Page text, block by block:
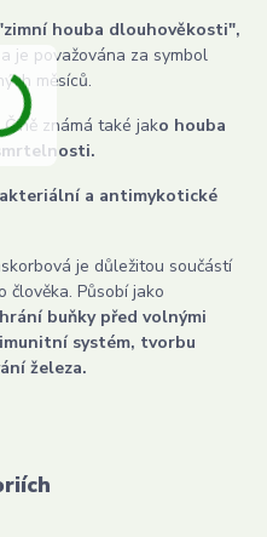
houba dlouhověkosti",
je považována za symbol
měsíců.
známá také jako houba
a antimykotické
je důležitou součástí
člověka. Působí jako
buňky před volnými
systém, tvorbu
železa.